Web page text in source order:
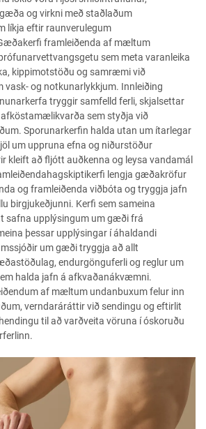
og virkni með staðlaðum
líkja eftir raunverulegum
framleiðenda af mæltum
sem meta varanleika
kippimotstöðu og samræmi við
vask- og notkunarlykkjum. Innleiðing
tryggir samfelld ferli, skjalsettar
sem styðja við
Sporunarkerfin halda utan um ítarlegar
um uppruna efna og niðurstöður
kleift að fljótt auðkenna og leysa vandamál
lengja gæðakröfur
og framleiðenda viðbóta og tryggja jafn
birgjukeðjunni. Kerfi sem sameina
safna upplýsingum um gæði frá
þessar upplýsingar í áhaldandi
um gæði tryggja að allt
endurgönguferli og reglur um
halda jafn á afkvaðanákvæmni.
af mæltum undanbuxum felur inn
verndaráráttir við sendingu og eftirlit
til að varðveita vöruna í óskoruðu